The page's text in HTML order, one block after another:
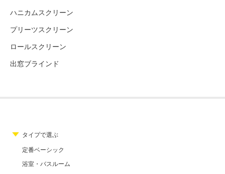
ハニカムスクリーン
プリーツスクリーン
ロールスクリーン
出窓ブラインド
タイプで選ぶ
定番ベーシック
浴室・バスルーム